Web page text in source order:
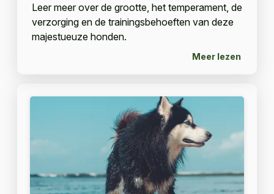
Leer meer over de grootte, het temperament, de
verzorging en de trainingsbehoeften van deze
majestueuze honden.
Meer lezen